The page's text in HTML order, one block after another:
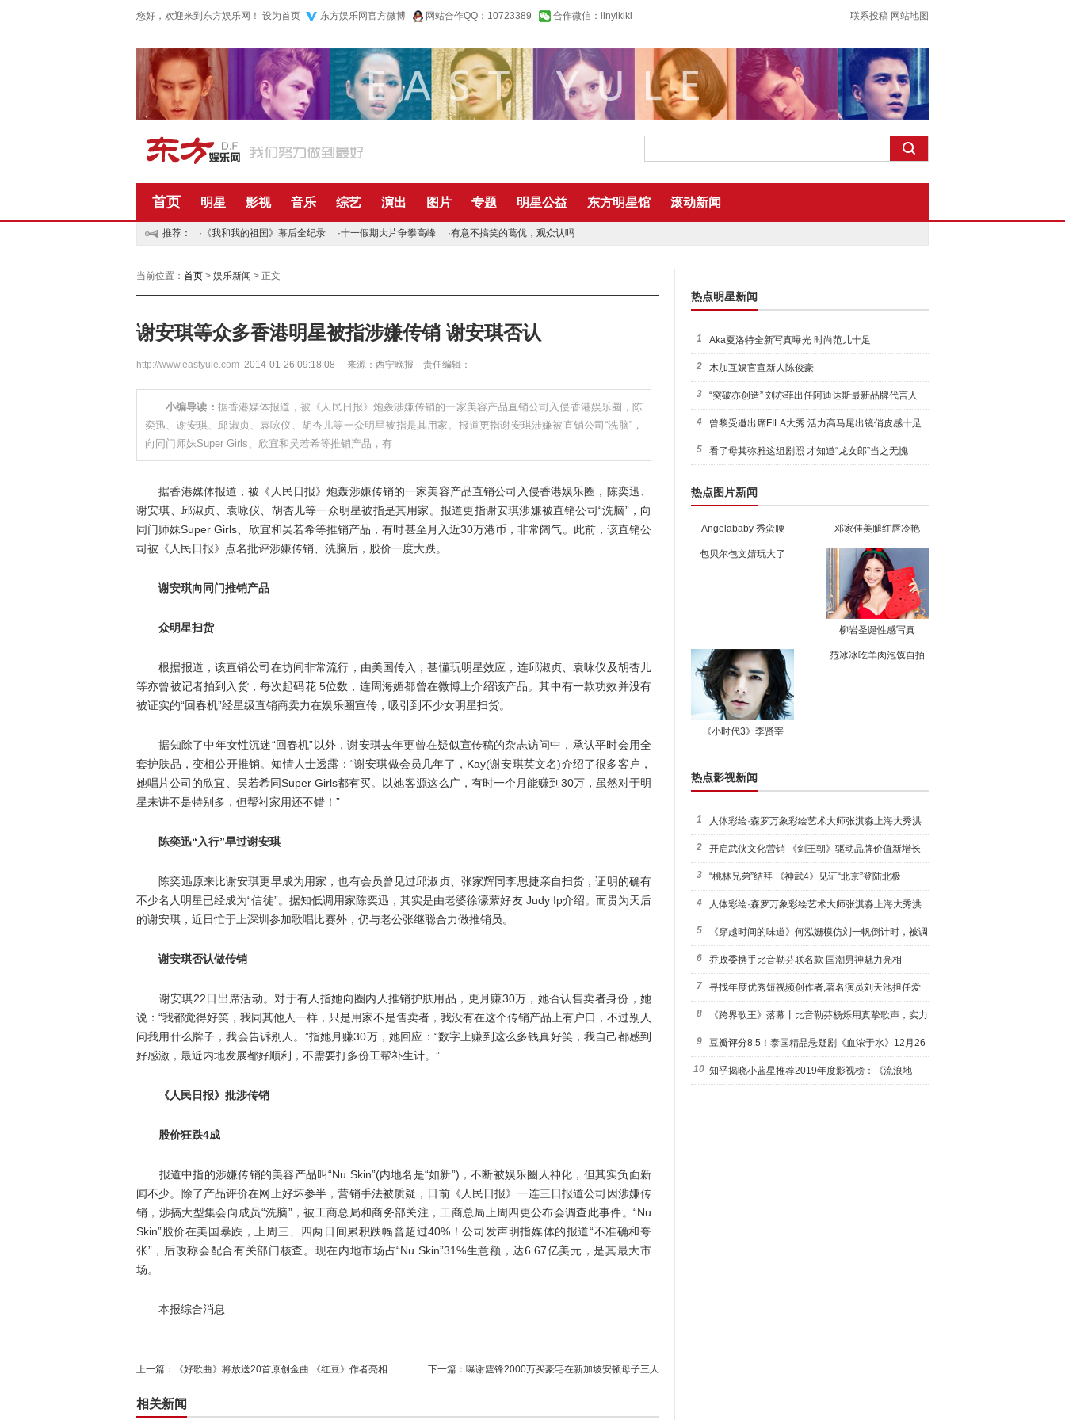
您好，欢迎来到东方娱乐网！ 设为首页 东方娱乐网官方微博 网站合作QQ：10723389 合作微信：linyikiki 联系投稿 网站地图
首页 明星 影视 音乐 综艺 演出 图片 专题 明星公益 东方明星馆 滚动新闻
推荐： · 《我和我的祖国》幕后全纪录 ·十一假期大片争攀高峰 ·有意不搞笑的葛优，观众认吗
当前位置： 首页 > 娱乐新闻 > 正文
谢安琪等众多香港明星被指涉嫌传销 谢安琪否认
http://www.eastyule.com 2014-01-26 09:18:08 来源：西宁晚报 责任编辑：
小编导读： 据香港媒体报道，被《人民日报》炮轰涉嫌传销的一家美容产品直销公司入侵香港娱乐圈，陈
奕迅、谢安琪、邱淑贞、袁咏仪、胡杏儿等一众明星被指是其用家。报道更指谢安琪涉嫌被直销公司“洗脑”，
向同门师妹Super Girls、欣宜和吴若希等推销产品，有
据香港媒体报道，被《人民日报》炮轰涉嫌传销的一家美容产品直销公司入侵香港娱乐圈，陈奕迅、
谢安琪、邱淑贞、袁咏仪、胡杏儿等一众明星被指是其用家。报道更指谢安琪涉嫌被直销公司“洗脑”，向
同门师妹Super Girls、欣宜和吴若希等推销产品，有时甚至月入近30万港币，非常阔气。此前，该直销公
司被《人民日报》点名批评涉嫌传销、洗脑后，股价一度大跌。
谢安琪向同门推销产品
众明星扫货
根据报道，该直销公司在坊间非常流行，由美国传入，甚懂玩明星效应，连邱淑贞、袁咏仪及胡杏儿
等亦曾被记者拍到入货，每次起码花 5位数，连周海媚都曾在微博上介绍该产品。其中有一款功效并没有
被证实的“回春机”经星级直销商卖力在娱乐圈宣传，吸引到不少女明星扫货。
据知除了中年女性沉迷“回春机”以外，谢安琪去年更曾在疑似宣传稿的杂志访问中，承认平时会用全
套护肤品，变相公开推销。知情人士透露：“谢安琪做会员几年了，Kay(谢安琪英文名)介绍了很多客户，
她唱片公司的欣宜、吴若希同Super Girls都有买。以她客源这么广，有时一个月能赚到30万，虽然对于明
星来讲不是特别多，但帮衬家用还不错！”
陈奕迅“入行”早过谢安琪
陈奕迅原来比谢安琪更早成为用家，也有会员曾见过邱淑贞、张家辉同李思捷亲自扫货，证明的确有
不少名人明星已经成为“信徒”。据知低调用家陈奕迅，其实是由老婆徐濠萦好友 Judy Ip介绍。而贵为天后
的谢安琪，近日忙于上深圳参加歌唱比赛外，仍与老公张继聪合力做推销员。
谢安琪否认做传销
谢安琪22日出席活动。对于有人指她向圈内人推销护肤用品，更月赚30万，她否认售卖者身份，她
说：“我都觉得好笑，我同其他人一样，只是用家不是售卖者，我没有在这个传销产品上有户口，不过别人
问我用什么牌子，我会告诉别人。”指她月赚30万，她回应：“数字上赚到这么多钱真好笑，我自己都感到
好感激，最近内地发展都好顺利，不需要打多份工帮补生计。”
《人民日报》批涉传销
股价狂跌4成
报道中指的涉嫌传销的美容产品叫“Nu Skin”(内地名是“如新”)，不断被娱乐圈人神化，但其实负面新
闻不少。除了产品评价在网上好坏参半，营销手法被质疑，日前《人民日报》一连三日报道公司因涉嫌传
销，涉搞大型集会向成员“洗脑”，被工商总局和商务部关注，工商总局上周四更公布会调查此事件。“Nu
Skin”股价在美国暴跌，上周三、四两日间累积跌幅曾超过40%！公司发声明指媒体的报道“不准确和夸
张”，后改称会配合有关部门核查。现在内地市场占“Nu Skin”31%生意额，达6.67亿美元，是其最大市
场。
本报综合消息
上一篇： 《好歌曲》将放送20首原创金曲 《红豆》作者亮相 下一篇： 曝谢霆锋2000万买豪宅在新加坡安顿母子三人
相关新闻
热点明星新闻
1 Aka夏洛特全新写真曝光 时尚范儿十足
2 木加互娱官宣新人陈俊豪
3 “突破亦创造” 刘亦菲出任阿迪达斯最新品牌代言人
引爆
4 曾黎受邀出席FILA大秀 活力高马尾出镜俏皮感十足
5 看了母其弥雅这组剧照 才知道“龙女郎”当之无愧
热点图片新闻
Angelababy 秀蛮腰 邓家佳美腿红唇冷艳
包贝尔包文婧玩大了
柳岩圣诞性感写真
《小时代3》李贤宰
范冰冰吃羊肉泡馍自拍
热点影视新闻
1 人体彩绘·森罗万象彩绘艺术大师张淇淼上海大秀洪
荒宇宙
2 开启武侠文化营销 《剑王朝》驱动品牌价值新增长
3 “桃林兄弟”结拜 《神武4》见证“北京”登陆北极
4 人体彩绘·森罗万象彩绘艺术大师张淇淼上海大秀洪
荒宇宙
5 《穿越时间的味道》何泓姗模仿刘一帆倒计时，被调
侃“学人
6 乔政委携手比音勒芬联名款 国潮男神魅力亮相
7 寻找年度优秀短视频创作者,著名演员刘天池担任爱
奇艺号"奇
8 《跨界歌王》落幕丨比音勒芬杨烁用真挚歌声，实力
圈粉!
9 豆瓣评分8.5！泰国精品悬疑剧《血浓于水》12月26
日西瓜视
10 知乎揭晓小蓝星推荐2019年度影视榜：《流浪地